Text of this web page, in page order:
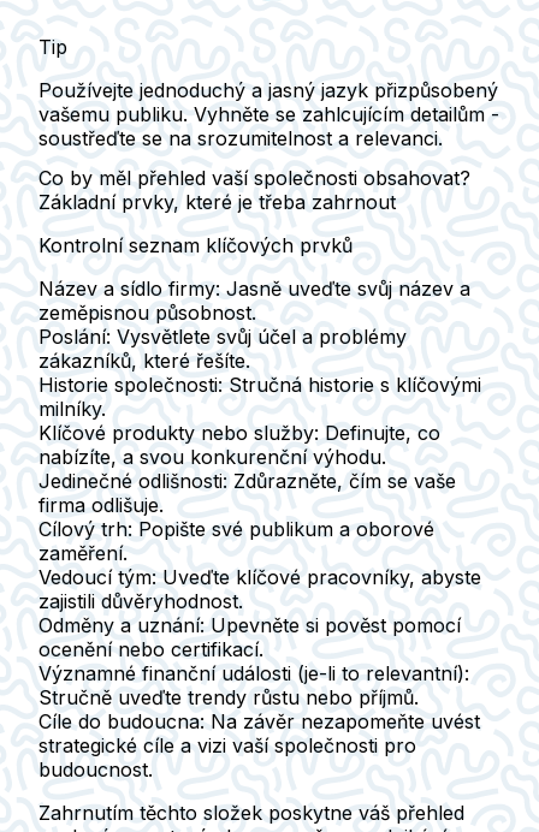
Tip
Používejte jednoduchý a jasný jazyk přizpůsobený
vašemu publiku. Vyhněte se zahlcujícím detailům -
soustřeďte se na srozumitelnost a relevanci.
Co by měl přehled vaší společnosti obsahovat?
Základní prvky, které je třeba zahrnout
Kontrolní seznam klíčových prvků
Název a sídlo firmy: Jasně uveďte svůj název a
zeměpisnou působnost.
Poslání: Vysvětlete svůj účel a problémy
zákazníků, které řešíte.
Historie společnosti: Stručná historie s klíčovými
milníky.
Klíčové produkty nebo služby: Definujte, co
nabízíte, a svou konkurenční výhodu.
Jedinečné odlišnosti: Zdůrazněte, čím se vaše
firma odlišuje.
Cílový trh: Popište své publikum a oborové
zaměření.
Vedoucí tým: Uveďte klíčové pracovníky, abyste
zajistili důvěryhodnost.
Odměny a uznání: Upevněte si pověst pomocí
ocenění nebo certifikací.
Významné finanční události (je-li to relevantní):
Stručně uveďte trendy růstu nebo příjmů.
Cíle do budoucna: Na závěr nezapomeňte uvést
strategické cíle a vizi vaší společnosti pro
budoucnost.
Zahrnutím těchto složek poskytne váš přehled